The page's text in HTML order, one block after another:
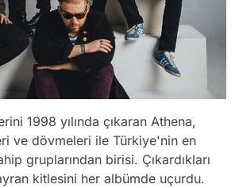
1998 yılında çıkaran Athena,
ve dövmeleri ile Türkiye'nin en
gruplarından birisi. Çıkardıkları
kitlesini her albümde uçurdu.